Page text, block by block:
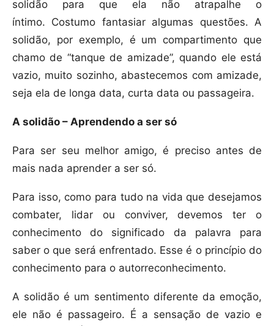
solidão para que ela não atrapalhe o
íntimo. Costumo fantasiar algumas questões. A
solidão, por exemplo, é um compartimento que
chamo de “tanque de amizade”, quando ele está
vazio, muito sozinho, abastecemos com amizade,
seja ela de longa data, curta data ou passageira.
A solidão – Aprendendo a ser só
Para ser seu melhor amigo, é preciso antes de
mais nada aprender a ser só.
Para isso, como para tudo na vida que desejamos
combater, lidar ou conviver, devemos ter o
conhecimento do significado da palavra para
saber o que será enfrentado. Esse é o princípio do
conhecimento para o autorreconhecimento.
A solidão é um sentimento diferente da emoção,
ele não é passageiro. É a sensação de vazio e